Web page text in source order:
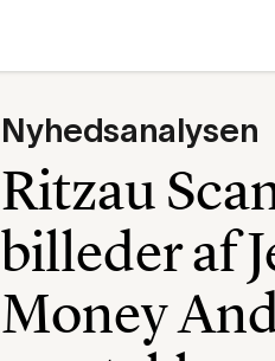
Nyhedsanalysen
Ritzau
billeder af
Money